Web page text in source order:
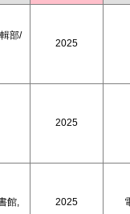
部/
2025
2025
館, 2025